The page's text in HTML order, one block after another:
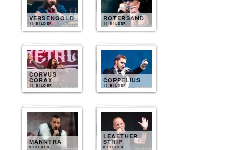
VERSENGOLD
11 BILDER
ROTERSAND
11 BILDER
CORVUS
CORAX
11 BILDER
COPPELIUS
11 BILDER
MANNTRA
9 BILDER
LEAETHER
STRIP
8 BILDER